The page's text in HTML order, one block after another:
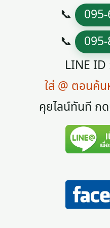
📞
📞
LINE
ใส่ @ ตอนค้
คุยไลน์ทันที ก